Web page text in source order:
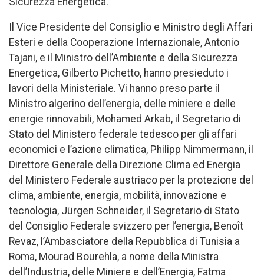
Il Vice Presidente del Consiglio e Ministro degli Affari
Esteri e della Cooperazione Internazionale, Antonio
Tajani, e il Ministro dell’Ambiente e della Sicurezza
Energetica, Gilberto Pichetto, hanno presieduto i
lavori della Ministeriale. Vi hanno preso parte il
Ministro algerino dell’energia, delle miniere e delle
energie rinnovabili, Mohamed Arkab, il Segretario di
Stato del Ministero federale tedesco per gli affari
economici e l’azione climatica, Philipp Nimmermann, il
Direttore Generale della Direzione Clima ed Energia
del Ministero Federale austriaco per la protezione del
clima, ambiente, energia, mobilità, innovazione e
tecnologia, Jürgen Schneider, il Segretario di Stato
del Consiglio Federale svizzero per l’energia, Benoît
Revaz, l’Ambasciatore della Repubblica di Tunisia a
Roma, Mourad Bourehla, a nome della Ministra
dell’Industria, delle Miniere e dell’Energia, Fatma